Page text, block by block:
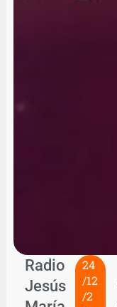
Radio
Jesús
24
/12
/2